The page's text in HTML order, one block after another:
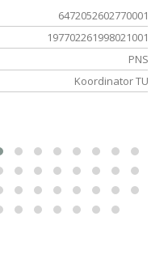
6472052602770001
197702261998021001
PNS
Koordinator TU